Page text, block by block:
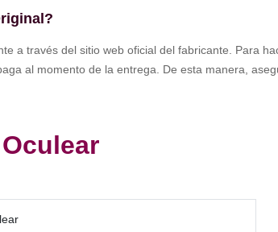
a través del sitio web oficial del fabricante. Para
al momento de la entrega. De esta manera,